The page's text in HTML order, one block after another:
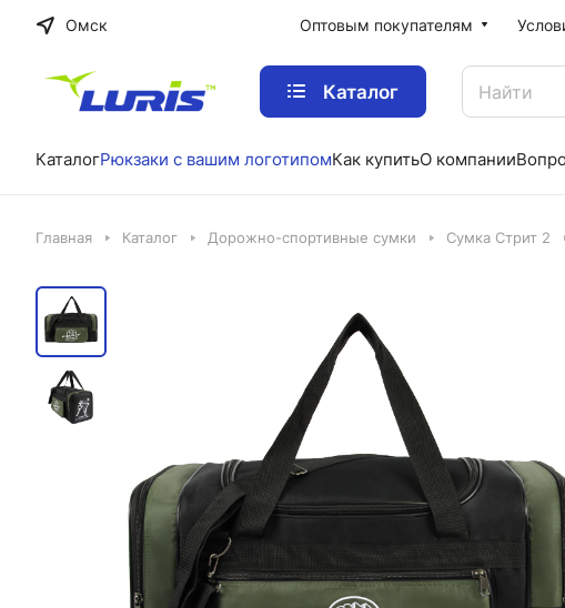
Омск Оптовым покупателям
Каталог
КаталогРюкзаки с вашим логотипомКак купитьО компании
Главная Каталог Дорожно-спортивные сумки Сумка Стрит 2